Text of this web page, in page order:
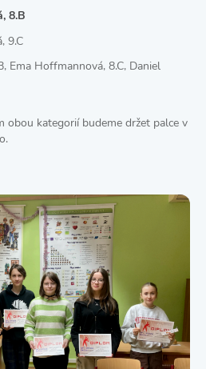
8.B
9.C
Ema Hoffmannová, 8.C, Daniel
obou kategorií budeme držet palce v